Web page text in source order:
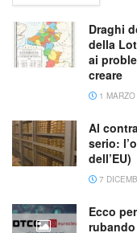
Draghi
della
ai
creare
1
Al
serio:
dell’EU)
7
Ecco